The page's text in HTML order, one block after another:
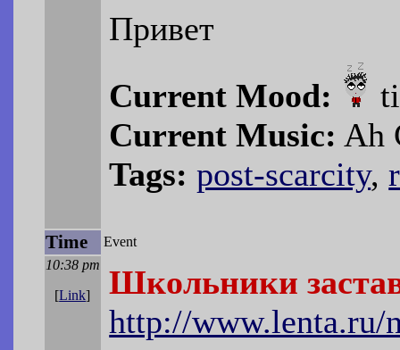
Привет
Current Mood:
Current Music: Ah
Tags: post-scarcity,
Time
Event
10:38 pm
[Link]
Школьники
http://www.lenta.ru/